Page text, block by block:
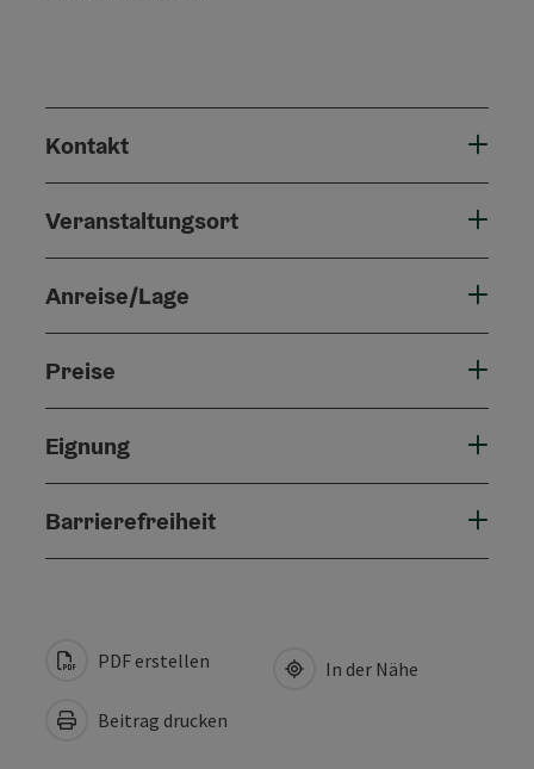
Kontakt
Veranstaltungsort
Anreise/Lage
Preise
Eignung
Barrierefreiheit
PDF erstellen
Beitrag drucken
In der Nähe